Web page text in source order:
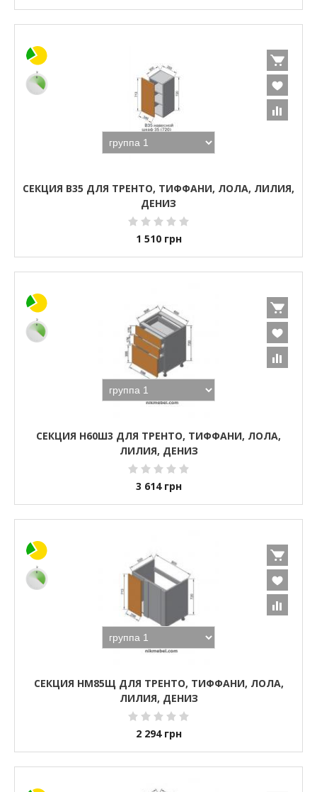
СЕКЦИЯ В35 ДЛЯ ТРЕНТО, ТИФФАНИ, ЛОЛА, ЛИЛИЯ,
ДЕНИЗ
1 510 грн
СЕКЦИЯ Н60Ш3 ДЛЯ ТРЕНТО, ТИФФАНИ, ЛОЛА,
ЛИЛИЯ, ДЕНИЗ
3 614 грн
СЕКЦИЯ НМ85Щ ДЛЯ ТРЕНТО, ТИФФАНИ, ЛОЛА,
ЛИЛИЯ, ДЕНИЗ
2 294 грн